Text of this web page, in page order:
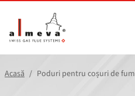
Acasă Poduri pentru coșuri de fum